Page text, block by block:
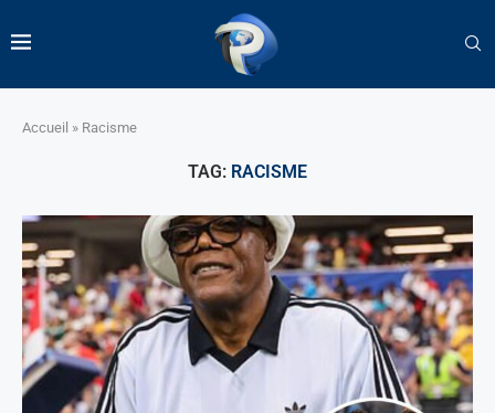
Accueil » Racisme
TAG: RACISME